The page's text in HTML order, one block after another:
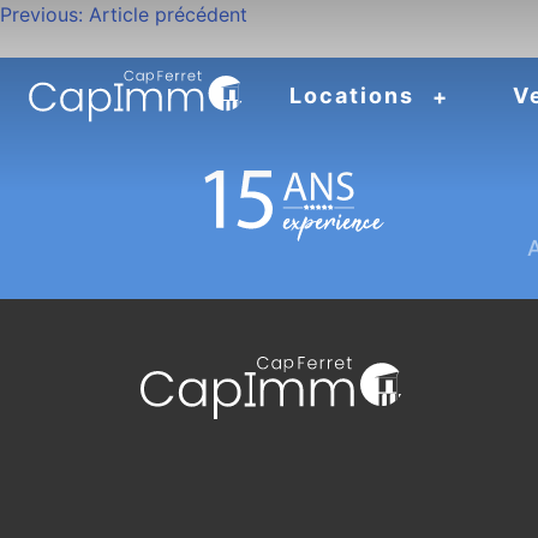
Locations
Navigation
de
l’article
Previous: Article précédent